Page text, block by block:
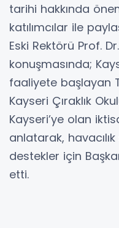
tarihi hakkında
katılımcılar ile
Eski Rektörü Prof.
konuşmasında;
faaliyete başlayan
Kayseri Çıraklık
Kayseri’ye olan
anlatarak,
destekler için
etti.